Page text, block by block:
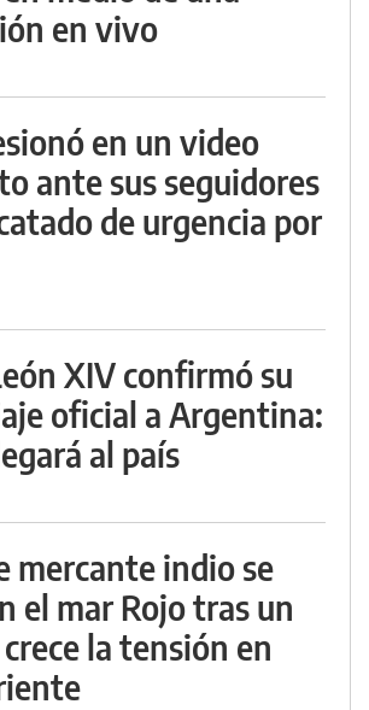
en vivo
en un video
ante sus seguidores
de urgencia por
XIV confirmó su
oficial a Argentina:
al país
mercante indio se
el mar Rojo tras un
la tensión en